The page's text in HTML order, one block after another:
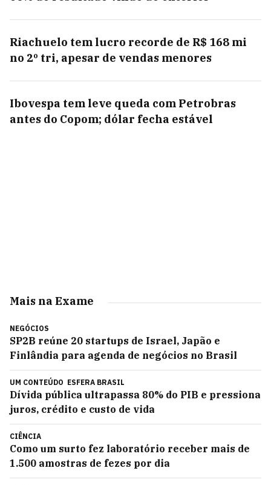
Riachuelo tem lucro recorde de R$ 168 mi
no 2º tri, apesar de vendas menores
Ibovespa tem leve queda com Petrobras
antes do Copom; dólar fecha estável
Mais na Exame
NEGÓCIOS
SP2B reúne 20 startups de Israel, Japão e
Finlândia para agenda de negócios no Brasil
UM CONTEÚDO ESFERA BRASIL
Dívida pública ultrapassa 80% do PIB e pressiona
juros, crédito e custo de vida
CIÊNCIA
Como um surto fez laboratório receber mais de
1.500 amostras de fezes por dia